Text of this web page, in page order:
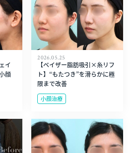
イ
顔
2026.05.25
【ベイザー脂肪吸引×糸リフ
ト】“もたつき”を滑らかに極
限まで改善
小顔治療